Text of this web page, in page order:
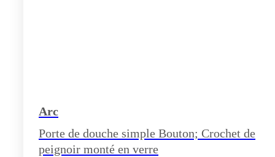
Arc
Porte de douche simple Bouton; Crochet de
peignoir monté en verre